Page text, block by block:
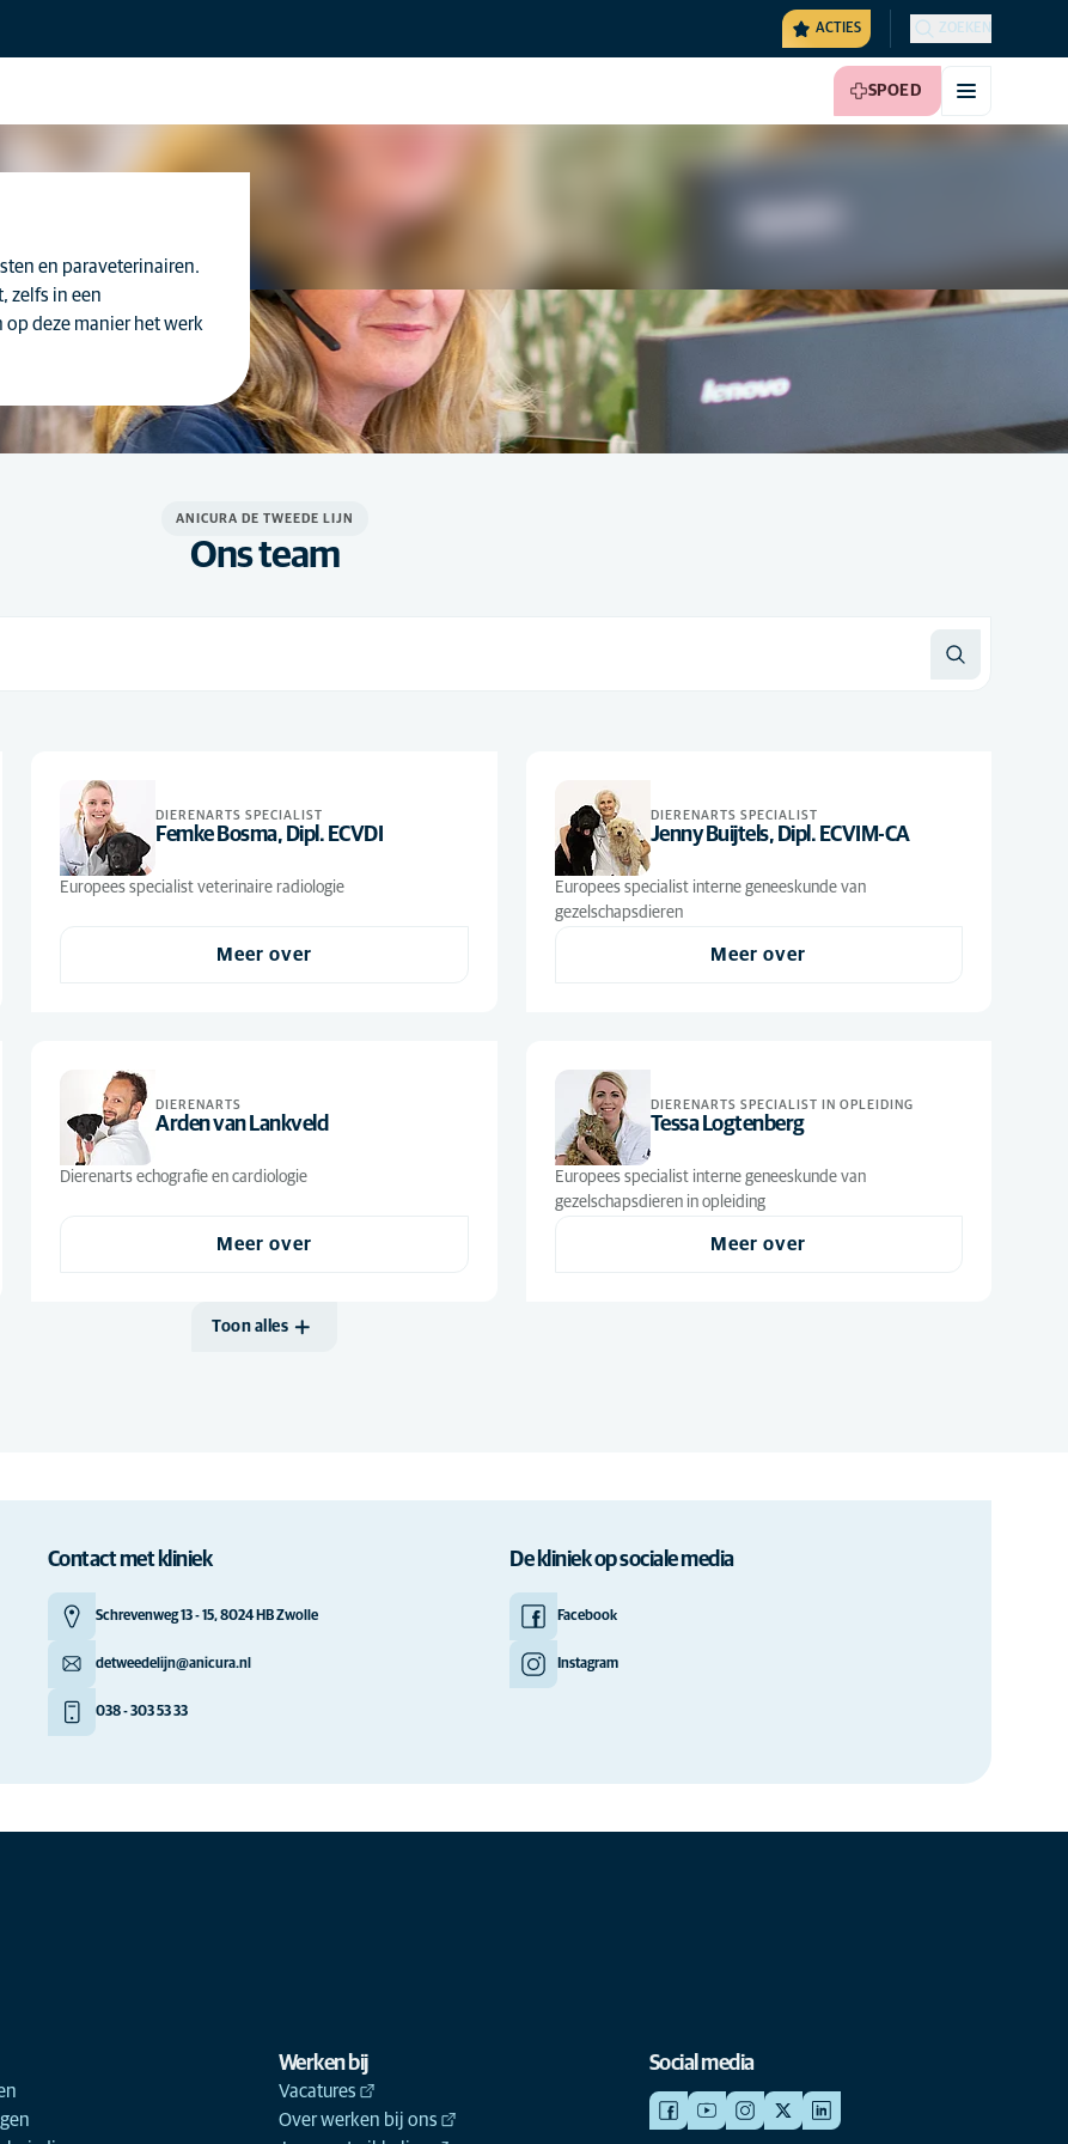
ACTIES ZOEKEN
SPOED
en paraveterinairen.
zelfs in een
deze manier het werk
ANICURA DE TWEEDE LIJN
Ons team
DIERENARTS SPECIALIST
Femke Bosma, Dipl. ECVDI
Europees specialist veterinaire radiologie
Meer over
DIERENARTS SPECIALIST
Jenny Buijtels, Dipl. ECVIM-CA
Europees specialist interne geneeskunde van
gezelschapsdieren
Meer over
DIERENARTS
Arden van Lankveld
Dierenarts echografie en cardiologie
Meer over
DIERENARTS SPECIALIST IN OPLEIDING
Tessa Logtenberg
Europees specialist interne geneeskunde van
gezelschapsdieren in opleiding
Meer over
Toon alles
Contact met kliniek
Schrevenweg 13 - 15, 8024 HB Zwolle
detweedelijn@anicura.nl
038 - 303 53 33
De kliniek op sociale media
Facebook
Instagram
Werken bij
Vacatures
Over werken bij ons
Social media